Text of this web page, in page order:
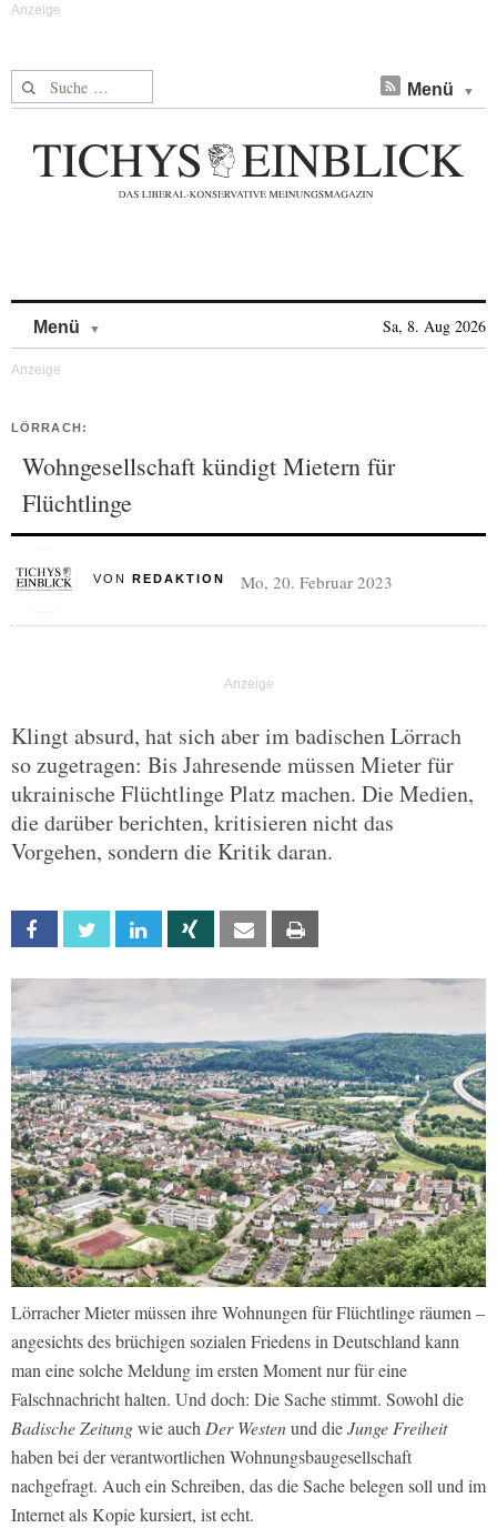
Suche nach: Menü
Menü Sa, 8. Aug 2026
LÖRRACH:
Wohngesellschaft kündigt Mietern für
Flüchtlinge
VON REDAKTION Mo, 20. Februar 2023
Klingt absurd, hat sich aber im badischen Lörrach
so zugetragen: Bis Jahresende müssen Mieter für
ukrainische Flüchtlinge Platz machen. Die Medien,
die darüber berichten, kritisieren nicht das
Vorgehen, sondern die Kritik daran.
Facebook Twitter Linkedin Xing Email
Lörracher Mieter müssen ihre Wohnungen für Flüchtlinge räumen –
angesichts des brüchigen sozialen Friedens in Deutschland kann
man eine solche Meldung im ersten Moment nur für eine
Falschnachricht halten. Und doch: Die Sache stimmt. Sowohl die
Badische Zeitungwie auch Der Westenund dieJunge Freiheit
haben bei der verantwortlichen Wohnungsbaugesellschaft
nachgefragt. Auch ein Schreiben, das die Sache belegen soll und im
Internet als Kopie kursiert, ist echt.